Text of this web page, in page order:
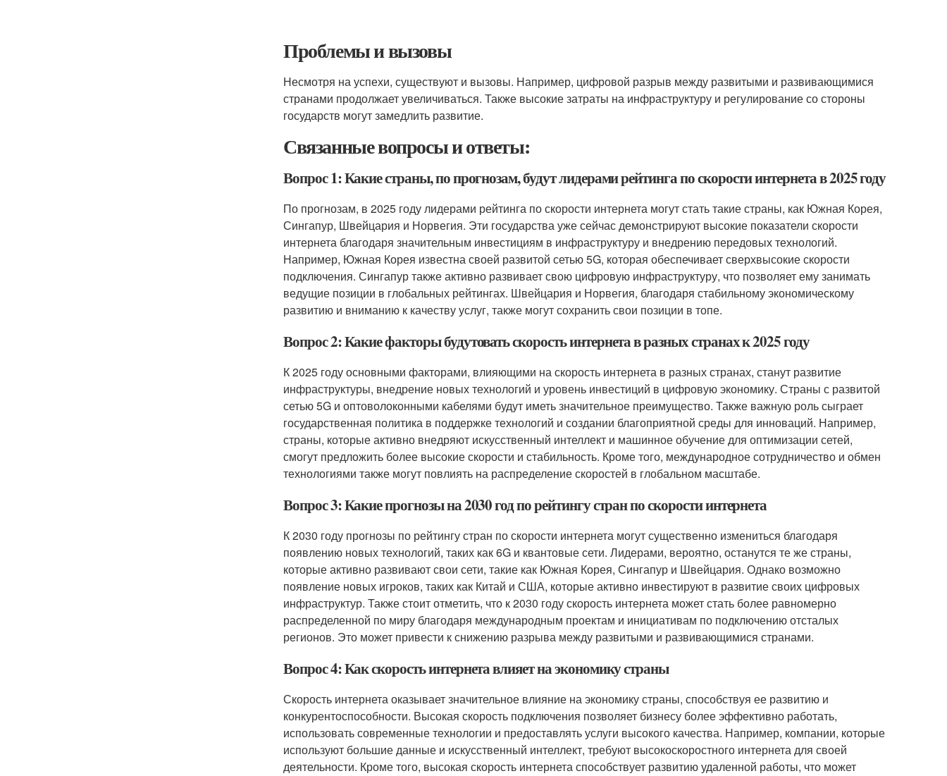
Проблемы и вызовы
Несмотря на успехи, существуют и вызовы. Например, цифровой разрыв между развитыми и развивающимися
странами продолжает увеличиваться. Также высокие затраты на инфраструктуру и регулирование со стороны
государств могут замедлить развитие.
Связанные вопросы и ответы:
Вопрос 1: Какие страны, по прогнозам, будут лидерами рейтинга по скорости интернета в 2025 году
По прогнозам, в 2025 году лидерами рейтинга по скорости интернета могут стать такие страны, как Южная Корея,
Сингапур, Швейцария и Норвегия. Эти государства уже сейчас демонстрируют высокие показатели скорости
интернета благодаря значительным инвестициям в инфраструктуру и внедрению передовых технологий.
Например, Южная Корея известна своей развитой сетью 5G, которая обеспечивает сверхвысокие скорости
подключения. Сингапур также активно развивает свою цифровую инфраструктуру, что позволяет ему занимать
ведущие позиции в глобальных рейтингах. Швейцария и Норвегия, благодаря стабильному экономическому
развитию и вниманию к качеству услуг, также могут сохранить свои позиции в топе.
Вопрос 2: Какие факторы будутовать скорость интернета в разных странах к 2025 году
К 2025 году основными факторами, влияющими на скорость интернета в разных странах, станут развитие
инфраструктуры, внедрение новых технологий и уровень инвестиций в цифровую экономику. Страны с развитой
сетью 5G и оптоволоконными кабелями будут иметь значительное преимущество. Также важную роль сыграет
государственная политика в поддержке технологий и создании благоприятной среды для инноваций. Например,
страны, которые активно внедряют искусственный интеллект и машинное обучение для оптимизации сетей,
смогут предложить более высокие скорости и стабильность. Кроме того, международное сотрудничество и обмен
технологиями также могут повлиять на распределение скоростей в глобальном масштабе.
Вопрос 3: Какие прогнозы на 2030 год по рейтингу стран по скорости интернета
К 2030 году прогнозы по рейтингу стран по скорости интернета могут существенно измениться благодаря
появлению новых технологий, таких как 6G и квантовые сети. Лидерами, вероятно, останутся те же страны,
которые активно развивают свои сети, такие как Южная Корея, Сингапур и Швейцария. Однако возможно
появление новых игроков, таких как Китай и США, которые активно инвестируют в развитие своих цифровых
инфраструктур. Также стоит отметить, что к 2030 году скорость интернета может стать более равномерно
распределенной по миру благодаря международным проектам и инициативам по подключению отсталых
регионов. Это может привести к снижению разрыва между развитыми и развивающимися странами.
Вопрос 4: Как скорость интернета влияет на экономику страны
Скорость интернета оказывает значительное влияние на экономику страны, способствуя ее развитию и
конкурентоспособности. Высокая скорость подключения позволяет бизнесу более эффективно работать,
использовать современные технологии и предоставлять услуги высокого качества. Например, компании, которые
используют большие данные и искусственный интеллект, требуют высокоскоростного интернета для своей
деятельности. Кроме того, высокая скорость интернета способствует развитию удаленной работы, что может